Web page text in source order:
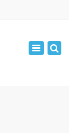
Toggle